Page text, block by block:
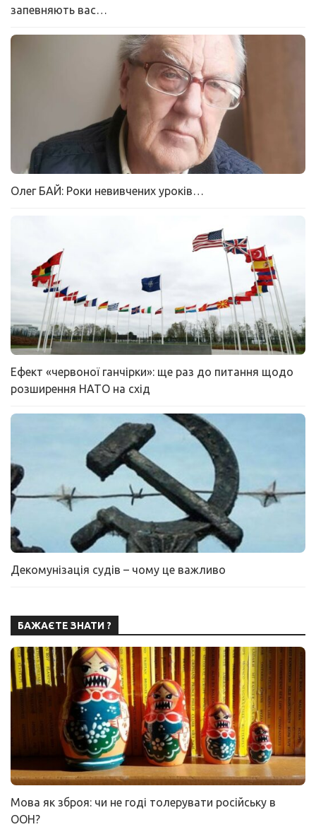
запевняють вас…
Олег БАЙ: Роки невивчених уроків…
Ефект «червоної ганчірки»: ще раз до питання щодо
розширення НАТО на схід
Декомунізація судів – чому це важливо
БАЖАЄТЕ ЗНАТИ ?
Мова як зброя: чи не годі толерувати російську в
ООН?